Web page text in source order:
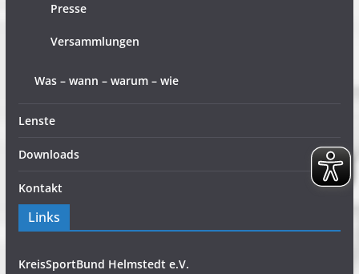
Presse
Versammlungen
Was – wann – warum – wie
Lenste
Downloads
Kontakt
Links
KreisSportBund Helmstedt e.V.